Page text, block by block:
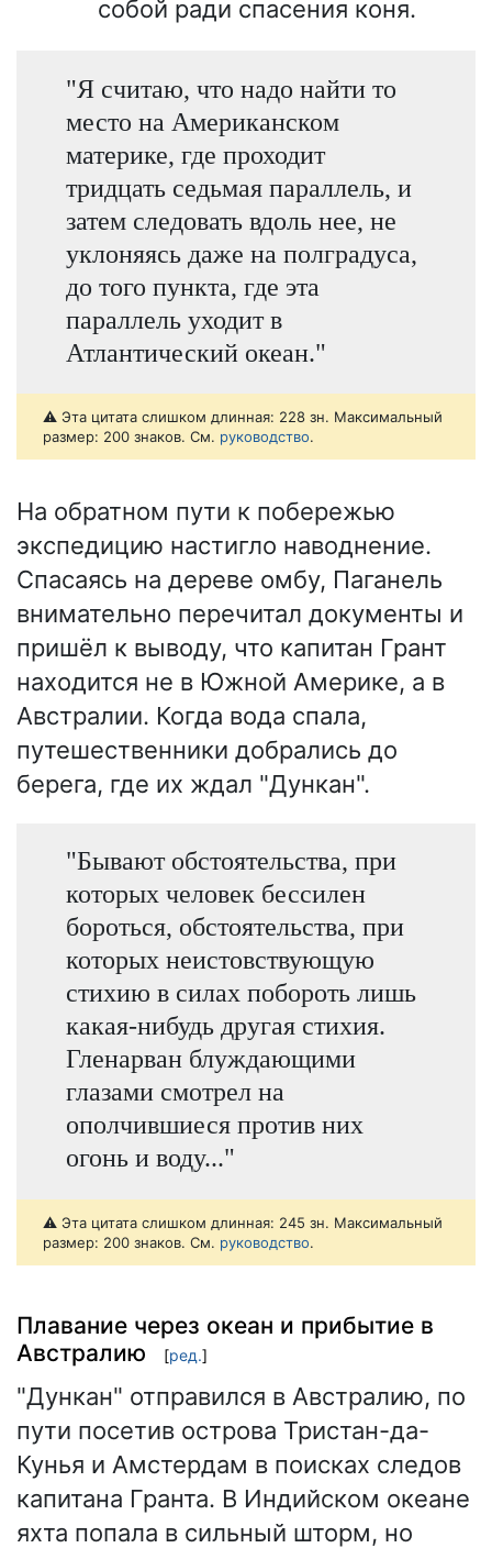
собой ради спасения коня.
"Я считаю, что надо найти то
место на Американском
материке, где проходит
тридцать седьмая параллель, и
затем следовать вдоль нее, не
уклоняясь даже на полградуса,
до того пункта, где эта
параллель уходит в
Атлантический океан."
⚠️ Эта цитата слишком длинная: 228 зн. Максимальный
размер: 200 знаков. См. руководство.
На обратном пути к побережью
экспедицию настигло наводнение.
Спасаясь на дереве омбу, Паганель
внимательно перечитал документы и
пришёл к выводу, что капитан Грант
находится не в Южной Америке, а в
Австралии. Когда вода спала,
путешественники добрались до
берега, где их ждал "Дункан".
"Бывают обстоятельства, при
которых человек бессилен
бороться, обстоятельства, при
которых неистовствующую
стихию в силах побороть лишь
какая-нибудь другая стихия.
Гленарван блуждающими
глазами смотрел на
ополчившиеся против них
огонь и воду..."
⚠️ Эта цитата слишком длинная: 245 зн. Максимальный
размер: 200 знаков. См. руководство.
Плавание через океан и прибытие в
Австралию
[ред.]
"Дункан" отправился в Австралию, по
пути посетив острова Тристан-да-
Кунья и Амстердам в поисках следов
капитана Гранта. В Индийском океане
яхта попала в сильный шторм, но